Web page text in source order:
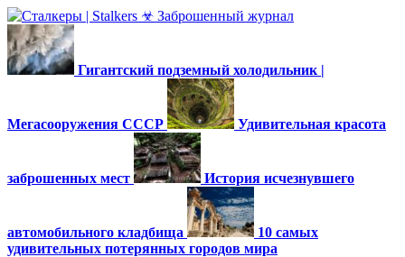
Гигантский подземный холодильник |
Мегасооружения СССР Удивительная красота
заброшенных мест История исчезнувшего
автомобильного кладбища
10 самых
удивительных потерянных городов мира